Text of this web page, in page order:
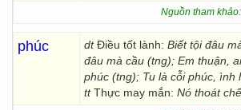
Nguồn tham
phúc dtĐiều tốt lành: Biết tội đâu
đâu mà cầu (tng); Em thuận,
phúc (tng); Tu là cỗi phúc, ình
ttThực may mắn: Nó thoát